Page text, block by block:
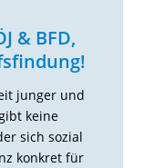
& BFD,
junger und
keine
sich sozial
konkret für